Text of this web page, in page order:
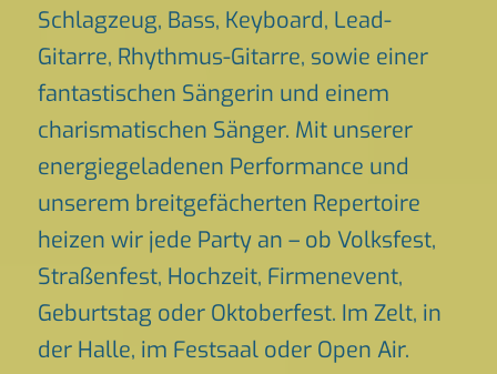
Schlagzeug, Bass, Keyboard, Lead-
Gitarre, Rhythmus-Gitarre, sowie einer
fantastischen Sängerin und einem
charismatischen Sänger. Mit unserer
energiegeladenen Performance und
unserem breitgefächerten Repertoire
heizen wir jede Party an – ob Volksfest,
Straßenfest, Hochzeit, Firmenevent,
Geburtstag oder Oktoberfest. Im Zelt, in
der Halle, im Festsaal oder Open Air.